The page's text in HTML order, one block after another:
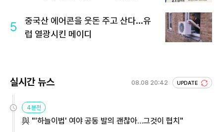
5
중국산 에어콘을 웃돈 주고 산다...유
럽 열광시킨 메이디
실시간 뉴스 08.08 20:42 UPDATE
4분전
與 "'하늘이법' 여야 공동 발의 괜찮아…그것이 협치"